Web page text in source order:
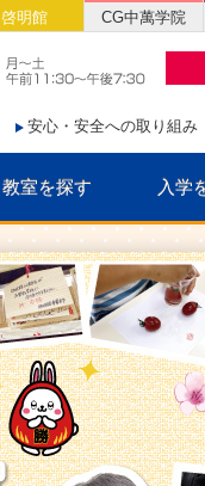
安心・安全への取り組み
教室を探す 入学
啓明館 CG中萬学院